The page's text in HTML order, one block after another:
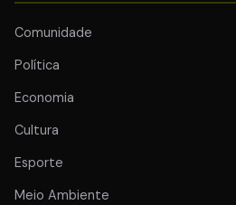
Comunidade
Política
Economia
Cultura
Esporte
Meio Ambiente